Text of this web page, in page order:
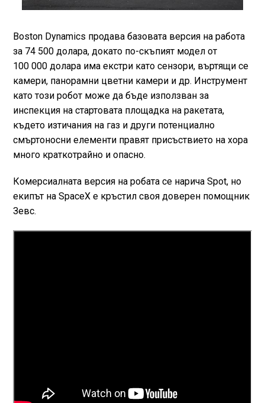
Boston Dynamics продава базовата версия на работа
за 74 500 долара, докато по-скъпият модел от
100 000 долара има екстри като сензори, въртящи се
камери, панорамни цветни камери и др. Инструмент
като този робот може да бъде използван за
инспекция на стартовата площадка на ракетата,
където изтичания на газ и други потенциално
смъртоносни елементи правят присъствието на хора
много краткотрайно и опасно.
Комерсиалната версия на робата се нарича Spot, но
екипът на SpaceX e кръстил своя доверен помощник
Зевс.